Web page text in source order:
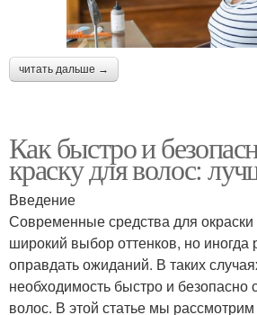
читать дальше →
Как быстро и
краску для волос:
Введение
Современные средства для
широкий выбор оттенков, но иногда
оправдать ожиданий. В таких
необходимость быстро и безопасно
волос. В этой статье мы